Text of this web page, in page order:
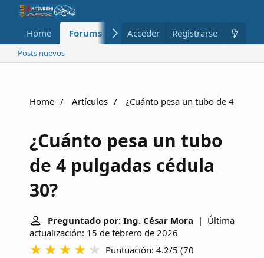
Home Forums Nuevo Miembros
Acceder Registrarse
Posts nuevos
Home Artículos ¿Cuánto pesa un tubo de 4
¿Cuánto pesa un tubo
de 4 pulgadas cédula
30?
Preguntado por: Ing. César Mora | Última
actualización: 15 de febrero de 2026
Puntuación: 4.2/5 (70